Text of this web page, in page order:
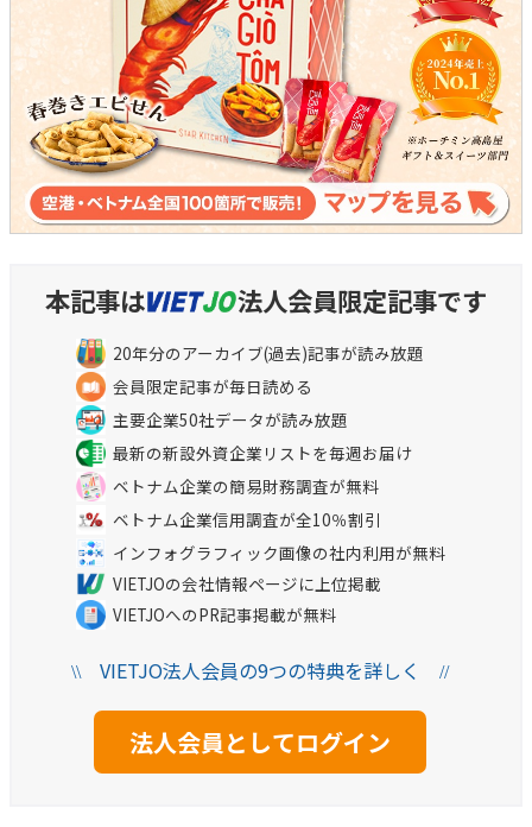
本記事は 法人会員限定記事です
20年分のアーカイブ(過去)記事が読み放題
会員限定記事が毎日読める
主要企業50社データが読み放題
最新の新設外資企業リストを毎週お届け
ベトナム企業の簡易財務調査が無料
ベトナム企業信用調査が全10％割引
インフォグラフィック画像の社内利用が無料
VIETJOの会社情報ページに上位掲載
VIETJOへのPR記事掲載が無料
\\VIETJO法人会員の9つの特典を詳しく //